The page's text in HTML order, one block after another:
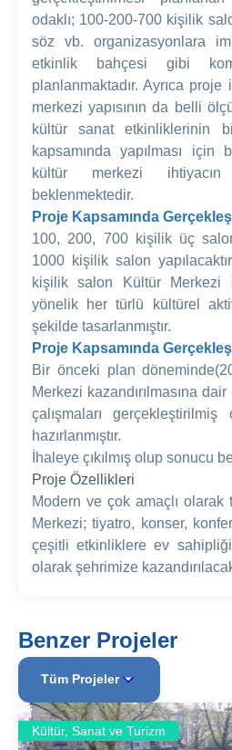
odaklı; 100-200-700 kişilik
söz vb. organizasyonlara
etkinlik bahçesi gibi
planlanmaktadır. Ayrıca
merkezi yapısının da belli
kültür sanat etkinliklerinin
kapsamında yapılması
kültür merkezi
beklenmektedir.
Proje Kapsamında
100, 200, 700 kişilik üç
1000 kişilik salon
kişilik salon Kültür Merkezi
yönelik her türlü kültürel
şekilde tasarlanmıştır.
Proje Kapsamında
Bir önceki plan
Merkezi kazandırılmasına
çalışmaları
hazırlanmıştır.
İhaleye çıkılmış olup sonucu
Proje Özellikleri
Modern ve çok amaçlı
Merkezi; tiyatro, konser,
çeşitli etkinliklere ev
olarak şehrimize
Benzer Projeler
Tüm Projeler
Kültür, Sanat ve Turizm